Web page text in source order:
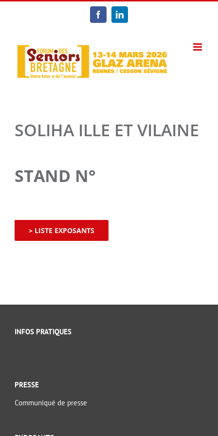
Passer
FacebookLinkedIn
SOLIHA ILLE ET VILAINE
STAND N°
> LISTE EXPOSANTS
INFOS PRATIQUES
PRESSE
Communiqué de presse